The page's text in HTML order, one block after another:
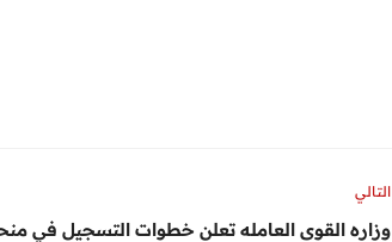
التالي
وزاره القوى العامله تعلن خطوات التسجيل في